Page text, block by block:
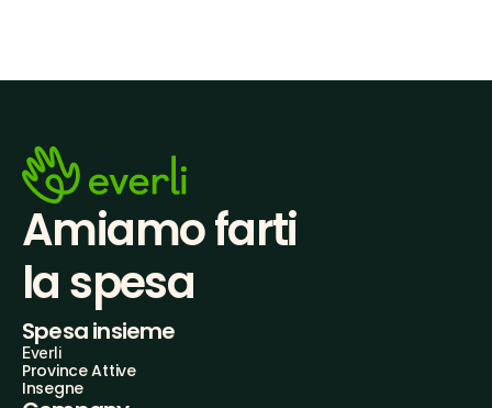
Amiamo farti
la spesa
Spesa insieme
Everli
Province Attive
Insegne